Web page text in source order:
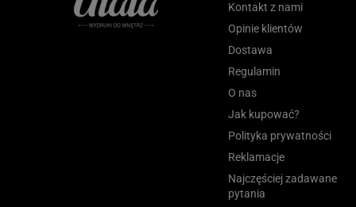
Kontakt z nami
Opinie klientów
Dostawa
Regulamin
O nas
Jak kupować?
Polityka prywatności
Reklamacje
Najczęściej zadawane
pytania